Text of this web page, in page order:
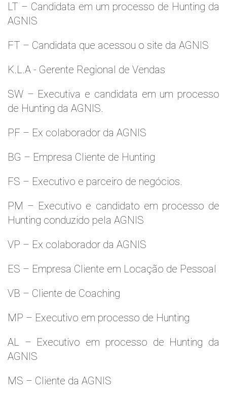
LT – Candidata em um processo de Hunting da
AGNIS
FT – Candidata que acessou o site da AGNIS
K.L.A - Gerente Regional de Vendas
SW – Executiva e candidata em um processo
de Hunting da AGNIS.
PF – Ex colaborador da AGNIS
BG – Empresa Cliente de Hunting
FS – Executivo e parceiro de negócios.
PM – Executivo e candidato em processo de
Hunting conduzido pela AGNIS
VP – Ex colaborador da AGNIS
ES – Empresa Cliente em Locação de Pessoal
VB – Cliente de Coaching
MP – Executivo em processo de Hunting
AL – Executivo em processo de Hunting da
AGNIS
MS – Cliente da AGNIS